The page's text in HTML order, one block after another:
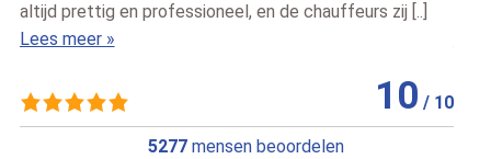
altijd prettig en professioneel, en de chauffeurs zij [..]
Lees meer »
10 / 10
5277mensen beoordelen